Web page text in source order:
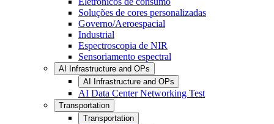
Soluções de cores personalizadas
Governo/Aeroespacial
Industrial
Espectroscopia de NIR
Sensoriamento espectral
AI Infrastructure and OPs
AI Infrastructure and OPs
AI Data Center Networking Test
Transportation
Transportation